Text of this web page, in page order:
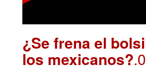
¿Se frena el
los mexicanos?